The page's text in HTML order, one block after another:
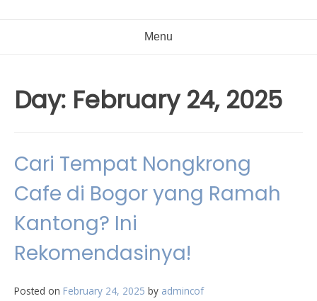
Menu
Day: February 24, 2025
Cari Tempat Nongkrong
Cafe di Bogor yang Ramah
Kantong? Ini
Rekomendasinya!
Posted on February 24, 2025 by admincof